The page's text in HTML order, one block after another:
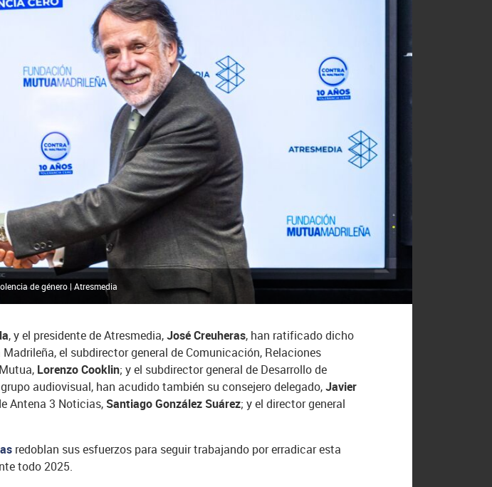
de género | Atresmedia
, y el presidente de Atresmedia,José Creuheras, han ratificado dicho
el subdirector general de Comunicación, Relaciones
Lorenzo Cooklin; y el subdirector general de Desarrollo de
audiovisual, han acudido también su consejero delegado,Javier
Antena 3 Noticias, Santiago González Suárez; y el director general
redoblan sus esfuerzos para seguir trabajando por erradicar esta
todo 2025.